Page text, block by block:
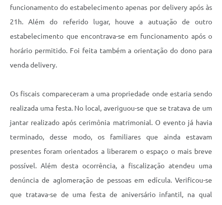
funcionamento do estabelecimento apenas por delivery após às
21h. Além do referido lugar, houve a autuação de outro
estabelecimento que encontrava-se em funcionamento após o
horário permitido. Foi feita também a orientação do dono para
venda delivery.
Os fiscais compareceram a uma propriedade onde estaria sendo
realizada uma festa. No local, averiguou-se que se tratava de um
jantar realizado após cerimônia matrimonial. O evento já havia
terminado, desse modo, os familiares que ainda estavam
presentes foram orientados a liberarem o espaço o mais breve
possível. Além desta ocorrência, a fiscalização atendeu uma
denúncia de aglomeração de pessoas em edícula. Verificou-se
que tratava-se de uma festa de aniversário infantil, na qual